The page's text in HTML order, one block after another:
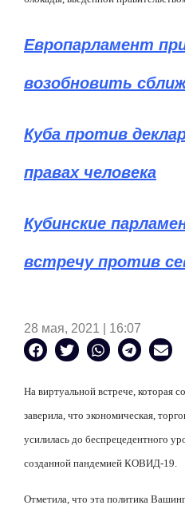
Европарламент
возобновить
Куба против
правах человека
Кубинские
встречу против
28 мая, 2021 | 16:07
На виртуальной встрече, которая
заверила, что экономическая,
усилилась до беспрецедентного
созданной пандемией КОВИД-19.
Отметила, что эта политика